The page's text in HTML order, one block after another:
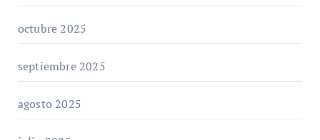
octubre 2025
septiembre 2025
agosto 2025